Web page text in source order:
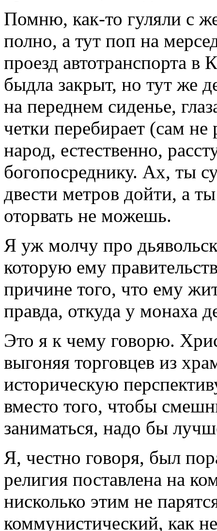
Помню, как-то гуляли с
полно, а тут поп на
проезд автотранспорта в
быдла закрыт, но тут же
на переднем сиденье,
четки перебирает (сам не
народ, естественно,
богопосреднику. Ах, ты
двести метров дойти, а
оторвать не можешь.
Я уж молчу про
которую ему
причине того, что ему
правда, откуда у монаха
Это я к чему говорю.
выгоняя торговцев из
историческую
вместо того, чтобы
заниматься, надо бы
Я, честно говоря, был
религия поставлена на
нисколько этим не
коммунистический, как